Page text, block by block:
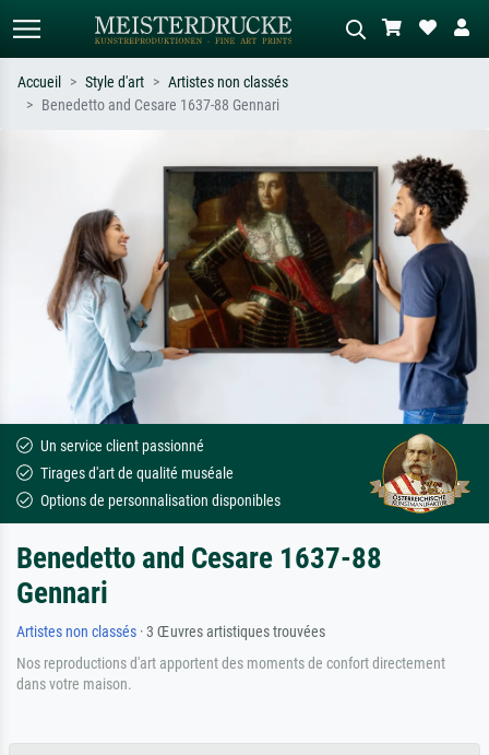
impressionnisme, vague de Hokusai,
nu.
Décrivez la scène – ex. prairie verte,
abstrait avec beaucoup de rouge,
tableau sombre, nu debout près d'un
arbre.
Accueil Style d'art
Artistes non classés
Benedetto and Cesare 1637-88 Gennari
Un service client passionné
Tirages d'art de qualité muséale
Options de personnalisation disponibles
Benedetto and Cesare 1637-88
Gennari
Artistes non classés · 3 Œuvres artistiques trouvées
Nos reproductions d'art apportent des moments de confort directement
dans votre maison.